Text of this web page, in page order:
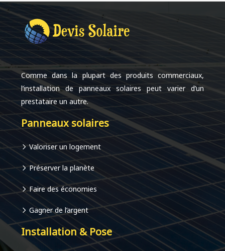
Comme dans la plupart des produits commerciaux,
l’installation de panneaux solaires peut varier d’un
prestataire un autre.
Panneaux solaires
Valoriser un logement
Préserver la planète
Faire des économies
Gagner de l’argent
Installation & Pose